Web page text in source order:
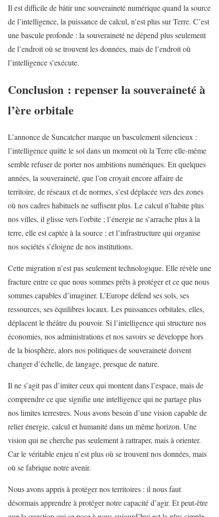
Il est difficile de bâtir une souveraineté numérique quand la source
de l’intelligence, la puissance de calcul, n’est plus sur Terre. C’est
une bascule profonde : la souveraineté ne dépend plus seulement
de l’endroit où se trouvent les données, mais de l’endroit où
l’intelligence s’exécute.
Conclusion : repenser la souveraineté à
l’ère orbitale
L’annonce de Suncatcher marque un basculement silencieux :
l’intelligence quitte le sol dans un moment où la Terre elle-même
semble refuser de porter nos ambitions numériques. En quelques
années, la souveraineté, que l’on croyait encore affaire de
territoire, de réseaux et de normes, s’est déplacée vers des zones
où nos cadres habituels ne suffisent plus. Le calcul n’habite plus
nos villes, il glisse vers l’orbite ; l’énergie ne s’arrache plus à la
terre, elle est captée à la source ; et l’infrastructure qui organise
nos sociétés s’éloigne de nos institutions.
Cette migration n’est pas seulement technologique. Elle révèle une
fracture entre ce que nous sommes prêts à protéger et ce que nous
sommes capables d’imaginer. L’Europe défend ses sols, ses
ressources, ses équilibres locaux. Les puissances orbitales, elles,
déplacent le théâtre du pouvoir. Si l’intelligence qui structure nos
économies, nos administrations et nos savoirs se développe hors
de la biosphère, alors nos politiques de souveraineté doivent
changer d’échelle, de langage, presque de nature.
Il ne s’agit pas d’imiter ceux qui montent dans l’espace, mais de
comprendre ce que signifie une intelligence qui ne partage plus
nos limites terrestres. Nous avons besoin d’une vision capable de
relier énergie, calcul et humanité dans un même horizon. Une
vision qui ne cherche pas seulement à rattraper, mais à orienter.
Car le véritable enjeu n’est plus où se trouvent nos données, mais
où se fabrique notre avenir.
Nous avons appris à protéger nos territoires : il nous faut
désormais apprendre à protéger notre capacité d’agir. Et peut-être